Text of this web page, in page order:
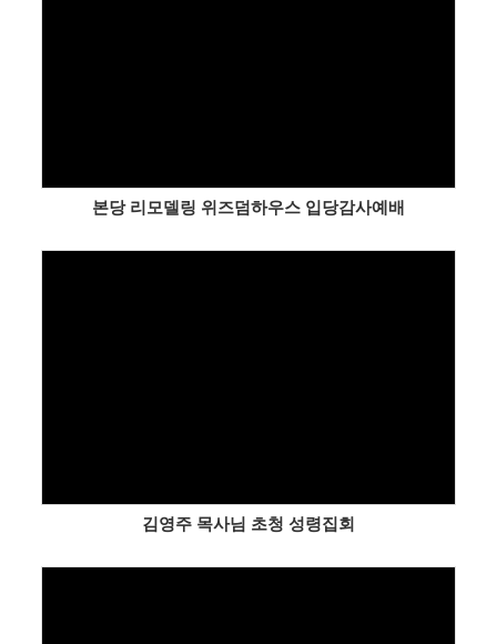
본당 리모델링 위즈덤하우스 입당감사예배
김영주 목사님 초청 성령집회